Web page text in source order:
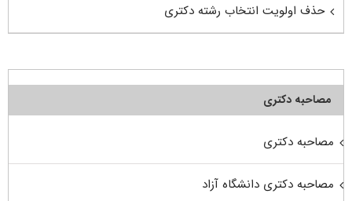
حذف اولویت انتخاب رشته دکتری
مصاحبه دکتری
مصاحبه دکتری
مصاحبه دکتری دانشگاه آزاد